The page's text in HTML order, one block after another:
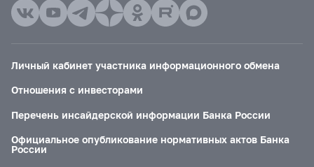
Личный кабинет участника информационного обмена
Отношения с инвесторами
Перечень инсайдерской информации Банка России
Официальное опубликование нормативных актов Банка
России